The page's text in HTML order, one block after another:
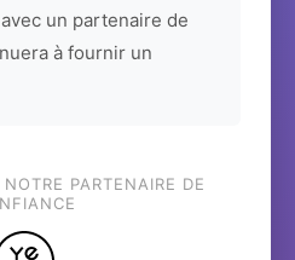
un partenaire de
à fournir un
PARTENAIRE DE